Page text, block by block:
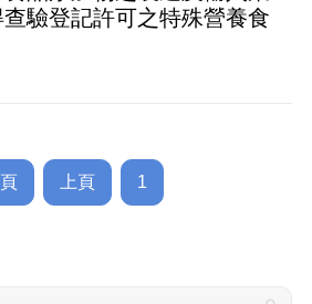
驗登記許可之特殊營養食
上頁 1